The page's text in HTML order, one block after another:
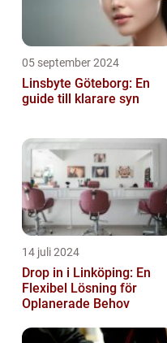
05 september 2024
Linsbyte Göteborg: En
guide till klarare syn
14 juli 2024
Drop in i Linköping: En
Flexibel Lösning för
Oplanerade Behov